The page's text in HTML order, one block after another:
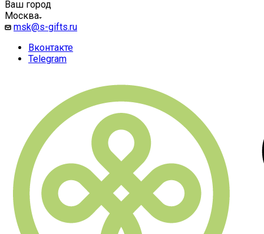
Ваш город
Москва
msk@s-gifts.ru
Вконтакте
Telegram